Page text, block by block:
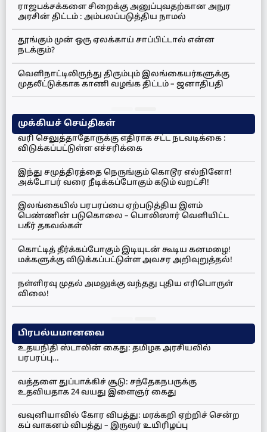
ராஜபக்சக்களை சிறைக்கு அனுப்புவதற்கான அநுர
அரசின் திட்டம் : அம்பலப்படுத்திய நாமல்
தூங்கும் முன் ஒரு ஏலக்காய் சாப்பிட்டால் என்ன
நடக்கும்?
வெளிநாட்டிலிருந்து திரும்பும் இலங்கையர்களுக்கு
முதலீட்டுக்காக காணி வழங்க திட்டம் – ஜனாதிபதி
முக்கியச் செய்திகள்
வரி செலுத்தாதோருக்கு எதிராக சட்ட நடவடிக்கை :
விடுக்கப்பட்டுள்ள எச்சரிக்கை
இந்து சமுத்திரத்தை நெருங்கும் கொடூர எல்நினோ!
அக்டோபர் வரை நீடிக்கப்போகும் கடும் வறட்சி!
இலங்கையில் பரபரப்பை ஏற்படுத்திய இளம்
பெண்ணின் படுகொலை – பொலிஸார் வெளியிட்ட
பகீர் தகவல்கள்
கொட்டித் தீர்க்கப்போகும் இடியுடன் கூடிய கனமழை!
மக்களுக்கு விடுக்கப்பட்டுள்ள அவசர அறிவுறுத்தல்!
நள்ளிரவு முதல் அமலுக்கு வந்தது புதிய எரிபொருள்
விலை!
பிரபல்யமானவை
உதயநிதி ஸ்டாலின் கைது: தமிழக அரசியலில்
பரபரப்பு…
வத்தளை துப்பாக்கிச் சூடு: சந்தேகநபருக்கு
உதவியதாக 24 வயது இளைஞர் கைது
வவுனியாவில் கோர விபத்து: மரக்கறி ஏற்றிச் சென்ற
கப் வாகனம் விபத்து – இருவர் உயிரிழப்பு